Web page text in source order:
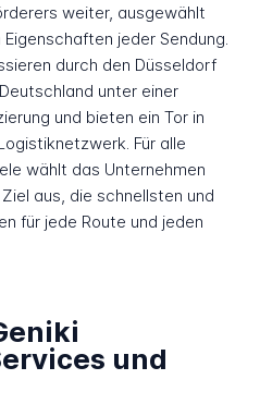
weiter, ausgewählt
jeder Sendung.
durch den Düsseldorf
unter einer
und bieten ein Tor in
Für alle
wählt das Unternehmen
aus, die schnellsten und
für jede Route und jeden
und